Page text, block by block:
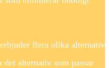
flera olika alternativ
alternativ som passar